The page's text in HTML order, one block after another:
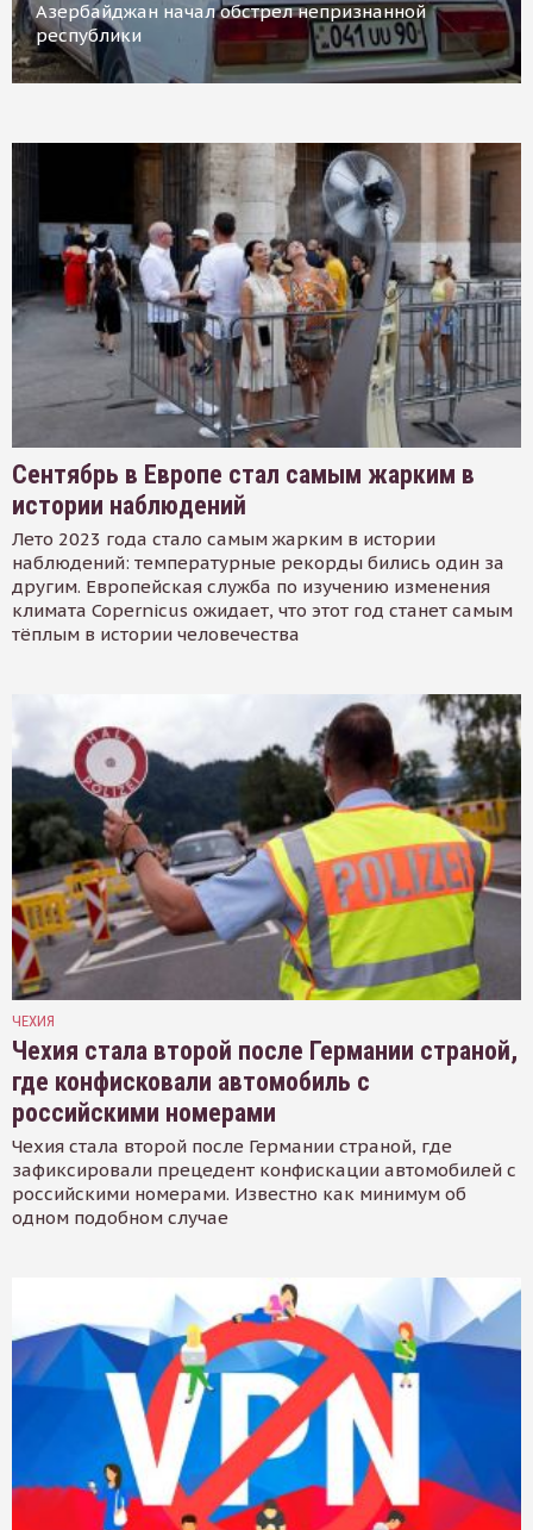
Азербайджан начал обстрел непризнанной
республики
Сентябрь в Европе стал самым жарким в
истории наблюдений
Лето 2023 года стало самым жарким в истории
наблюдений: температурные рекорды бились один за
другим. Европейская служба по изучению изменения
климата Copernicus ожидает, что этот год станет самым
тёплым в истории человечества
ЧЕХИЯ
Чехия стала второй после Германии страной,
где конфисковали автомобиль с
российскими номерами
Чехия стала второй после Германии страной, где
зафиксировали прецедент конфискации автомобилей с
российскими номерами. Известно как минимум об
одном подобном случае